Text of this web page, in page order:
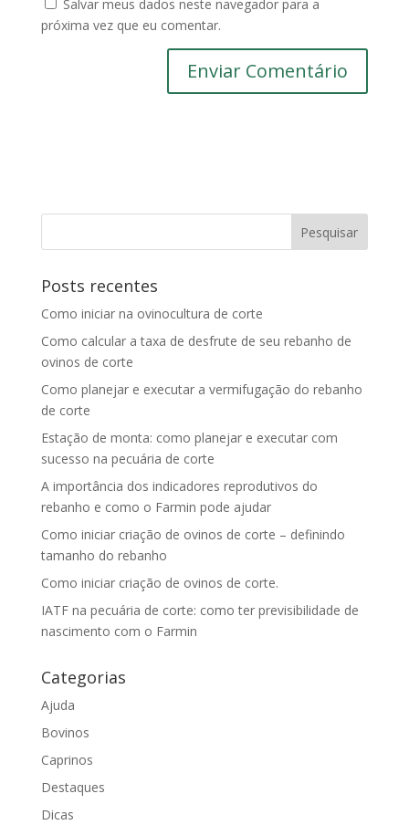
Salvar meus dados neste navegador para a
próxima vez que eu comentar.
Posts recentes
Como iniciar na ovinocultura de corte
Como calcular a taxa de desfrute de seu rebanho de
ovinos de corte
Como planejar e executar a vermifugação do rebanho
de corte
Estação de monta: como planejar e executar com
sucesso na pecuária de corte
A importância dos indicadores reprodutivos do
rebanho e como o Farmin pode ajudar
Como iniciar criação de ovinos de corte – definindo
tamanho do rebanho
Como iniciar criação de ovinos de corte.
IATF na pecuária de corte: como ter previsibilidade de
nascimento com o Farmin
Categorias
Ajuda
Bovinos
Caprinos
Destaques
Dicas